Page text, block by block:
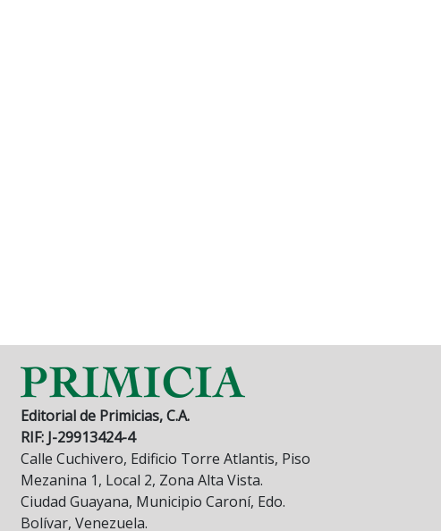
Editorial de Primicias, C.A.
RIF: J-29913424-4
Calle Cuchivero, Edificio Torre Atlantis, Piso
Mezanina 1, Local 2, Zona Alta Vista.
Ciudad Guayana, Municipio Caroní, Edo.
Bolívar, Venezuela.